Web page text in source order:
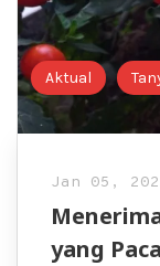
Aktual
Jan 05,
yang